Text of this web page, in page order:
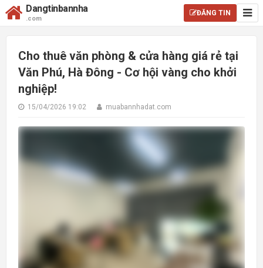
Dangtinbannha
.com
ĐĂNG TIN
Cho thuê văn phòng & cửa hàng giá rẻ tại
Văn Phú, Hà Đông - Cơ hội vàng cho khởi
nghiệp!
15/04/2026 19:02 muabannhadat.com